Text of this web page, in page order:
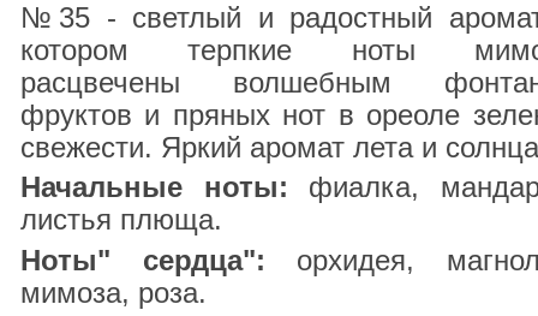
№35 - светлый и радостный
котором терпкие ноты
расцвечены волшебным
фруктов и пряных нот в ореоле
свежести. Яркий аромат лета и
Начальные ноты: фиалка,
листья плюща.
Ноты" сердца": орхидея,
мимоза, роза.